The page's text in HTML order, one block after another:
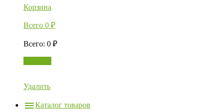
Корзина
Всего 0 ₽
Всего: 0 ₽
Удалить
Каталог товаров